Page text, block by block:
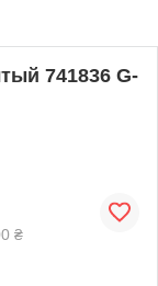
741836 G-
₴